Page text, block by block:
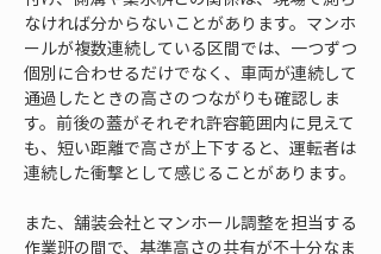
なければ分からないことがあります。マンホ
ールが複数連続している区間では、一つずつ
個別に合わせるだけでなく、車両が連続して
通過したときの高さのつながりも確認しま
す。前後の蓋がそれぞれ許容範囲内に見えて
も、短い距離で高さが上下すると、運転者は
連続した衝撃として感じることがあります。
また、舗装会社とマンホール調整を担当する
作業班の間で、基準高さの共有が不十分なま